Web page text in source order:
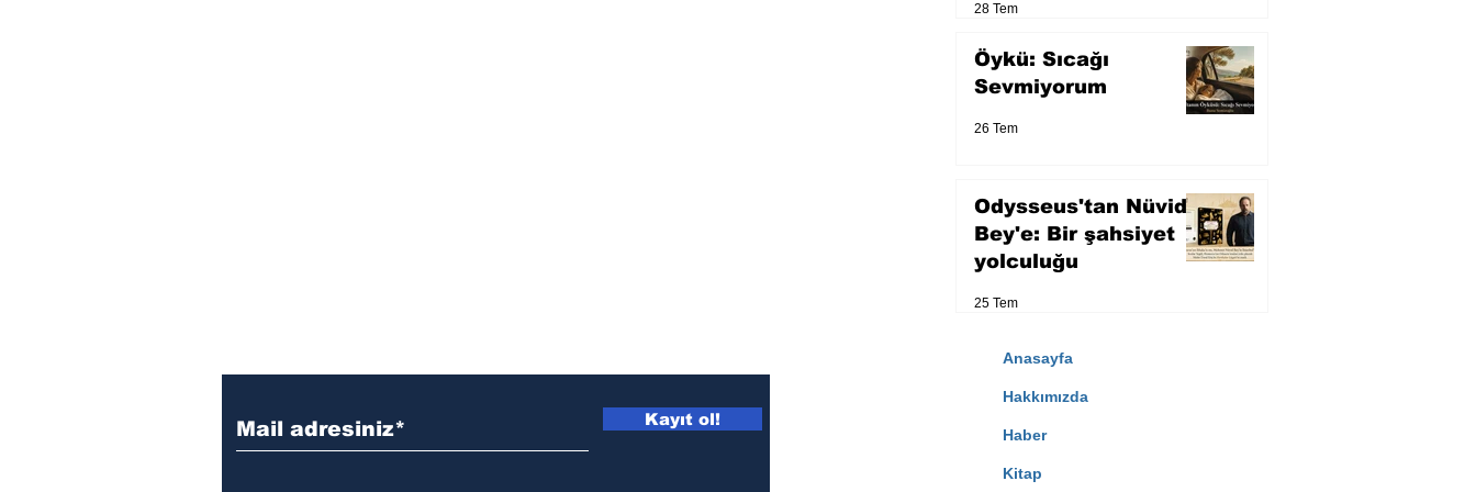
28 Tem
Öykü: Sıcağı
Sevmiyorum
26 Tem
Odysseus'tan Nüvid
Bey'e: Bir şahsiyet
yolculuğu
25 Tem
Kayıt ol!
Anasayfa
Hakkımızda
Haber
Kitap